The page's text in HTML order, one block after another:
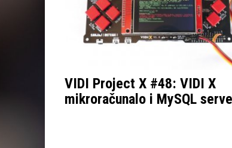
VIDI Project X #48: VIDI X
mikroračunalo i MySQL